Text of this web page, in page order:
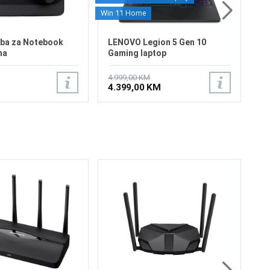
za Notebook
Win 11 Home
LENOVO Legion 5 Gen 10
Gaming laptop
83F1CTO1WW/1TB
4.999,00 KM
4.399,00 KM